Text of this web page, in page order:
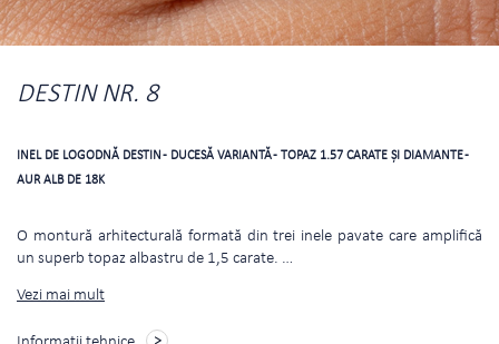
DESTIN NR. 8
INEL DE LOGODNĂ DESTIN - DUCESĂ VARIANTĂ - TOPAZ 1.57 CARATE ŞI DIAMANTE -
AUR ALB DE 18K
O montură arhitecturală formată din trei inele pavate care amplifică
un superb topaz albastru de 1,5 carate. …
Vezi mai mult